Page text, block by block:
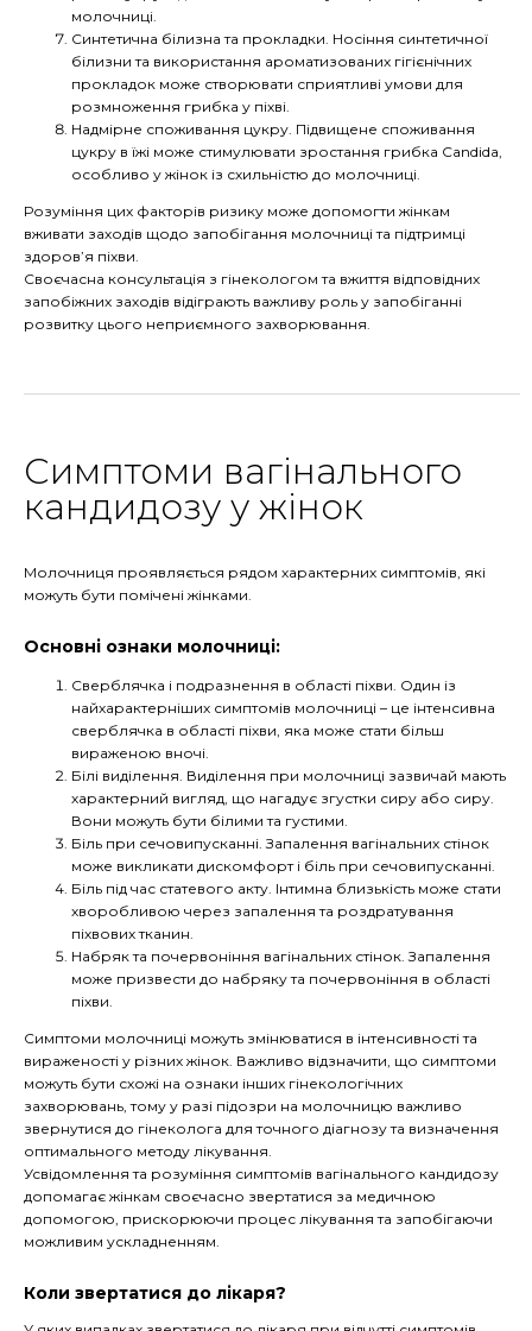
молочниці.
Синтетична білизна та прокладки. Носіння синтетичної
білизни та використання ароматизованих гігієнічних
прокладок може створювати сприятливі умови для
розмноження грибка у піхві.
Надмірне споживання цукру. Підвищене споживання
цукру в їжі може стимулювати зростання грибка Candida,
особливо у жінок із схильністю до молочниці.
Розуміння цих факторів ризику може допомогти жінкам
вживати заходів щодо запобігання молочниці та підтримці
здоров’я піхви.
Своєчасна консультація з гінекологом та вжиття відповідних
запобіжних заходів відіграють важливу роль у запобіганні
розвитку цього неприємного захворювання.
Симптоми вагінального
кандидозу у жінок
Молочниця проявляється рядом характерних симптомів, які
можуть бути помічені жінками.
Основні ознаки молочниці:
Сверблячка і подразнення в області піхви. Один із
найхарактерніших симптомів молочниці – це інтенсивна
сверблячка в області піхви, яка може стати більш
вираженою вночі.
Білі виділення. Виділення при молочниці зазвичай мають
характерний вигляд, що нагадує згустки сиру або сиру.
Вони можуть бути білими та густими.
Біль при сечовипусканні. Запалення вагінальних стінок
може викликати дискомфорт і біль при сечовипусканні.
Біль під час статевого акту. Інтимна близькість може стати
хворобливою через запалення та роздратування
піхвових тканин.
Набряк та почервоніння вагінальних стінок. Запалення
може призвести до набряку та почервоніння в області
піхви.
Симптоми молочниці можуть змінюватися в інтенсивності та
вираженості у різних жінок. Важливо відзначити, що симптоми
можуть бути схожі на ознаки інших гінекологічних
захворювань, тому у разі підозри на молочницю важливо
звернутися до гінеколога для точного діагнозу та визначення
оптимального методу лікування.
Усвідомлення та розуміння симптомів вагінального кандидозу
допомагає жінкам своєчасно звертатися за медичною
допомогою, прискорюючи процес лікування та запобігаючи
можливим ускладненням.
Коли звертатися до лікаря?